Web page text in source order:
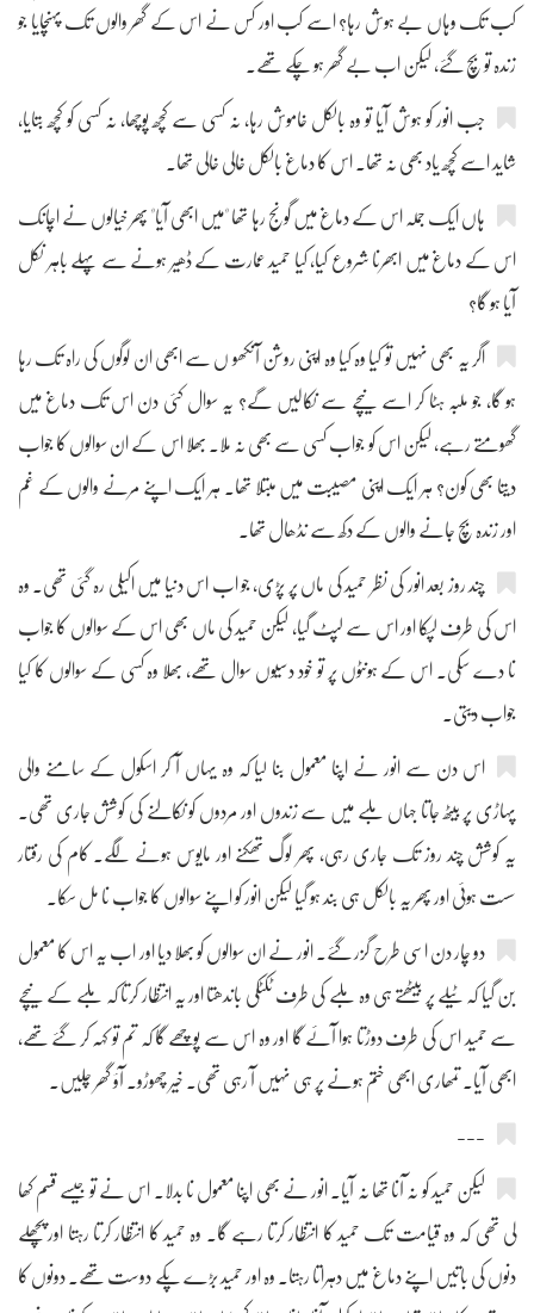
کب تک وہاں بے ہوش رہا؟ اسے کب اور کس نے اس کے گھر والوں تک پہنچایا جو
زندہ تو بچ گئے، لیکن اب بے گھر ہو چکے تھے۔
جب انور کو ہوش آیا تو وہ بالکل خاموش رہا، نہ کسی سے کچھ پوچھا، نہ کسی کو کچھ بتایا،
شاید اسے کچھ یاد بھی نہ تھا۔ اس کا دماغ بالکل خالی خالی تھا۔
ہاں ایک جملہ اس کے دماغ میں گونج رہا تھا "میں ابھی آیا" پھر خیالوں نے اچانک
اس کے دماغ میں ابھرنا شروع کیا، کیا حمید عمارت کے ڈھیر ہونے سے پہلے باہر نکل
آیا ہو گا؟
اگر یہ بھی نہیں تو کیا وہ کیا وہ اپنی روشن آنکھو ں سے ابھی ان لوگوں کی راہ تک رہا
ہو گا، جو ملبہ ہٹا کر اسے نیچے سے نکالیں گے؟ یہ سوال کئی دن اس تک دماغ میں
گھومتے رہے، لیکن اس کو جواب کسی سے بھی نہ ملا۔ بھلا اس کے ان سوالوں کا جواب
دیتا بھی کون؟ ہر ایک اپنی مصیبت میں مبتلا تھا۔ ہر ایک اپنے مرنے والوں کے غم
اور زندہ بچ جانے والوں کے دکھ سے نڈھال تھا۔
چند روز بعد انور کی نظر حمید کی ماں پر پڑی، جو اب اس دنیا میں اکیلی رہ گئی تھی۔ وہ
اس کی طرف لپکا اور اس سے لپٹ گیا، لیکن حمید کی ماں بھی اس کے سوالوں کا جواب
نا دے سکی۔ اس کے ہونٹوں پر تو خود دسیوں سوال تھے، بھلا وہ کسی کے سوالوں کا کیا
جواب دیتی۔
اس دن سے انور نے اپنا معمول بنا لیا کہ وہ یہاں آ کر اسکول کے سامنے والی
پہاڑی پر بیٹھ جاتا جہاں ملبے میں سے زندوں اور مردوں کو نکالنے کی کوشش جاری تھی۔
یہ کوشش چند روز تک جاری رہی، پھر لوگ تھکنے اور مایوس ہونے لگے۔ کام کی رفتار
سست ہوئی اور پھر یہ بالکل ہی بند ہو گیا لیکن انور کو اپنے سوالوں کا جواب نا مل سکا۔
دو چار دن اسی طرح گزر گئے۔ انور نے ان سوالوں کو بھلا دیا اور اب یہ اس کا معمول
بن گیا کہ ٹیلے پر بیٹھتے ہی وہ ملبے کی طرف ٹکٹکی باندھتا اور یہ انتظار کرتا کہ ملبے کے نیچے
سے حمید اس کی طرف دوڑتا ہوا آئے گا اور وہ اس سے پوچھے گا کہ تم تو کہہ کر گئے تھے،
ابھی آیا۔ تمھاری ابھی ختم ہونے پر ہی نہیں آ رہی تھی۔ خیر چھوڑو۔ آؤ گھر چلیں۔
---
لیکن حمید کو نہ آنا تھا نہ آیا۔ انور نے بھی اپنا معمول نا بدلا۔ اس نے تو جیسے قسم کھا
لی تھی کہ وہ قیامت تک حمید کا انتظار کرتا رہے گا۔ وہ حمید کا انتظار کرتا رہتا اور پچھلے
دنوں کی باتیں اپنے دماغ میں دہراتا رہتا۔ وہ اور حمید بڑے پکے دوست تھے۔ دونوں کا